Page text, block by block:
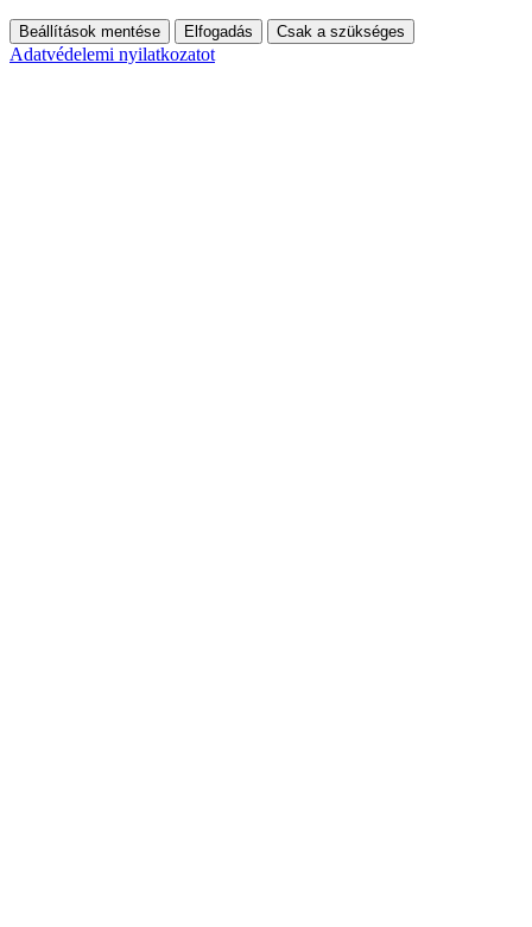
Beállítások mentése Elfogadás Csak a szükséges
Adatvédelemi nyilatkozatot